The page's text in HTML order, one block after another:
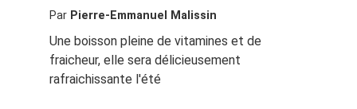
Par Pierre-Emmanuel Malissin
Une boisson pleine de vitamines et de
fraicheur, elle sera délicieusement
rafraichissante l'été